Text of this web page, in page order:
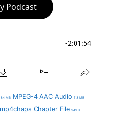
84 MB MPEG-4 AAC Audio 113 MB
mp4chaps Chapter File 949 B